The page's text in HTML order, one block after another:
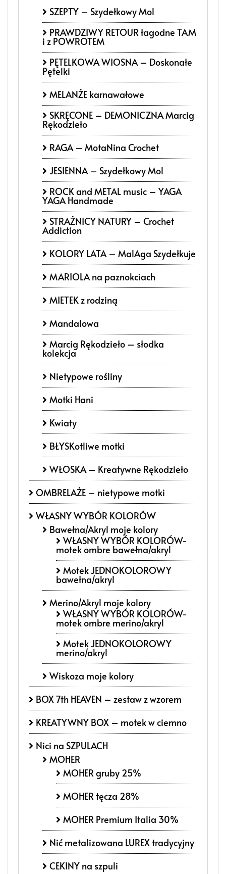
SZEPTY – Szydełkowy Mol
PRAWDZIWY RETOUR łagodne TAM
i z POWROTEM
PĘTELKOWA WIOSNA – Doskonałe
Pętelki
MELANŻE karnawałowe
SKRĘCONE – DEMONICZNA Marcig
Rękodzieło
RAGA – MotaNina Crochet
JESIENNA – Szydełkowy Mol
ROCK and METAL music – YAGA
YAGA Handmade
STRAŻNICY NATURY – Crochet
Addiction
KOLORY LATA – MalAga Szydełkuje
MARIOLA na paznokciach
MIETEK z rodziną
Mandalowa
Marcig Rękodzieło – słodka
kolekcja
Nietypowe rośliny
Motki Hani
Kwiaty
BŁYSKotliwe motki
WŁOSKA – Kreatywne Rękodzieło
OMBRELAŻE – nietypowe motki
WŁASNY WYBÓR KOLORÓW
Bawełna/Akryl moje kolory
WŁASNY WYBÓR KOLORÓW-
motek ombre bawełna/akryl
Motek JEDNOKOLOROWY
bawełna/akryl
Merino/Akryl moje kolory
WŁASNY WYBÓR KOLORÓW-
motek ombre merino/akryl
Motek JEDNOKOLOROWY
merino/akryl
Wiskoza moje kolory
BOX 7th HEAVEN – zestaw z wzorem
KREATYWNY BOX – motek w ciemno
Nici na SZPULACH
MOHER
MOHER gruby 25%
MOHER tęcza 28%
MOHER Premium Italia 30%
Nić metalizowana LUREX tradycyjny
CEKINY na szpuli